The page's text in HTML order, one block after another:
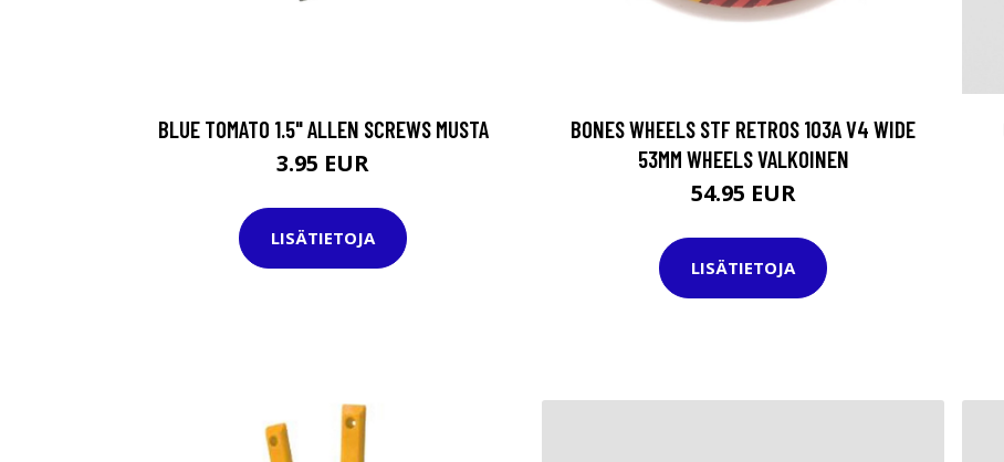
BLUE TOMATO 1.5" ALLEN SCREWS MUSTA
3.95 EUR
LISÄTIETOJA
BONES WHEELS STF RETROS 103A V4 WIDE
53MM WHEELS VALKOINEN
54.95 EUR
LISÄTIETOJA